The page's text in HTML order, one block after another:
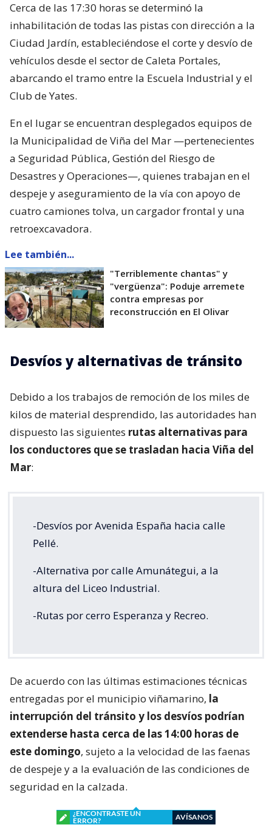
Cerca de las 17:30 horas se determinó la
inhabilitación de todas las pistas con dirección a la
Ciudad Jardín, estableciéndose el corte y desvío de
vehículos desde el sector de Caleta Portales,
abarcando el tramo entre la Escuela Industrial y el
Club de Yates.
En el lugar se encuentran desplegados equipos de
la Municipalidad de Viña del Mar —pertenecientes
a Seguridad Pública, Gestión del Riesgo de
Desastres y Operaciones—, quienes trabajan en el
despeje y aseguramiento de la vía con apoyo de
cuatro camiones tolva, un cargador frontal y una
retroexcavadora.
Lee también...
"Terriblemente chantas" y
"vergüenza": Poduje arremete
contra empresas por
reconstrucción en El Olivar
Desvíos y alternativas de tránsito
Debido a los trabajos de remoción de los miles de
kilos de material desprendido, las autoridades han
dispuesto las siguientes rutas alternativas para
los conductores que se trasladan hacia Viña del
Mar:
-Desvíos por Avenida España hacia calle
Pellé.
-Alternativa por calle Amunátegui, a la
altura del Liceo Industrial.
-Rutas por cerro Esperanza y Recreo.
De acuerdo con las últimas estimaciones técnicas
entregadas por el municipio viñamarino, la
interrupción del tránsito y los desvíos podrían
extenderse hasta cerca de las 14:00 horas de
este domingo, sujeto a la velocidad de las faenas
de despeje y a la evaluación de las condiciones de
seguridad en la calzada.
¿ENCONTRASTE UN
ERROR?
AVÍSANOS